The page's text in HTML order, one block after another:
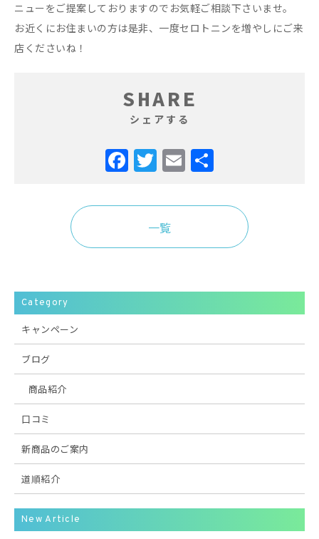
ニューをご提案しておりますのでお気軽ご相談下さいませ。
お近くにお住まいの方は是非、一度セロトニンを増やしにご来
店くださいね！
SHARE
シェアする
Facebook
Twitter
Email
一覧
Category
キャンペーン
ブログ
商品紹介
口コミ
新商品のご案内
道順紹介
New Article